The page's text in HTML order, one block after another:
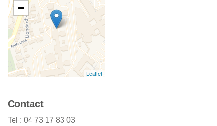
−
Leaflet
Contact
Tel : 04 73 17 83 03